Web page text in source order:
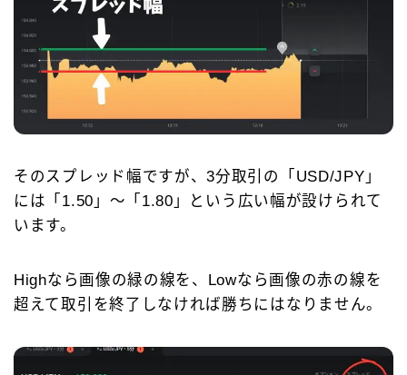
そのスプレッド幅ですが、3分取引の「USD/JPY」
には「1.50」～「1.80」という広い幅が設けられて
います。
Highなら画像の緑の線を、Lowなら画像の赤の線を
超えて取引を終了しなければ勝ちにはなりません。